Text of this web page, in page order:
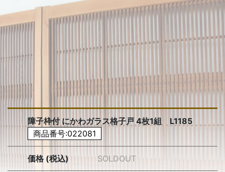
障子枠付 にかわガラス格子戸 4枚1組 L1185
商品番号:022081
価格 (税込) SOLDOUT